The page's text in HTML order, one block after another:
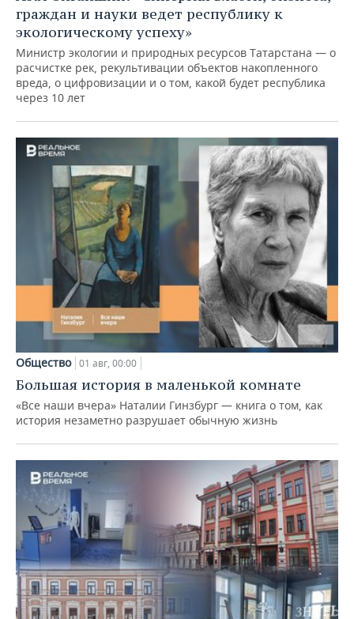
граждан и науки ведет республику к
экологическому успеху»
Министр экологии и природных ресурсов Татарстана — о
расчистке рек, рекультивации объектов накопленного
вреда, о цифровизации и о том, какой будет республика
через 10 лет
Общество 01 авг, 00:00
Большая история в маленькой комнате
«Все наши вчера» Наталии Гинзбург — книга о том, как
история незаметно разрушает обычную жизнь